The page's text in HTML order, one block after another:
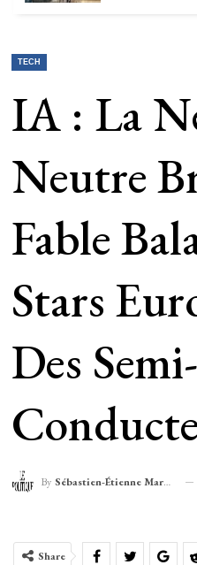
TECH
IA : La
Neutre
Fable
Stars
Des Semi-
By Sébastien-Étienne Marechal
Share